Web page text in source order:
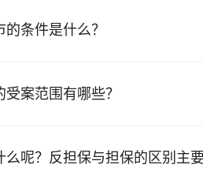
条件是什么？
案范围有哪些？
呢？反担保与担保的区别主